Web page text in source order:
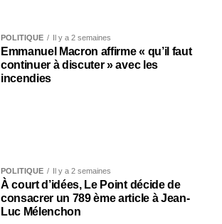
POLITIQUE Il y a 2 semaines
Emmanuel Macron affirme « qu’il faut
continuer à discuter » avec les
incendies
POLITIQUE Il y a 2 semaines
À court d’idées, Le Point décide de
consacrer un 789 ème article à Jean-
Luc Mélenchon